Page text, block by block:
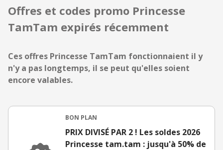
Offres et codes promo Princesse
TamTam expirés récemment
Ces offres Princesse TamTam fonctionnaient il y
n'y a pas longtemps, il se peut qu'elles soient
encore valables.
BON PLAN
PRIX DIVISÉ PAR 2 ! Les soldes 2026
Princesse tam.tam : jusqu'à 50% de